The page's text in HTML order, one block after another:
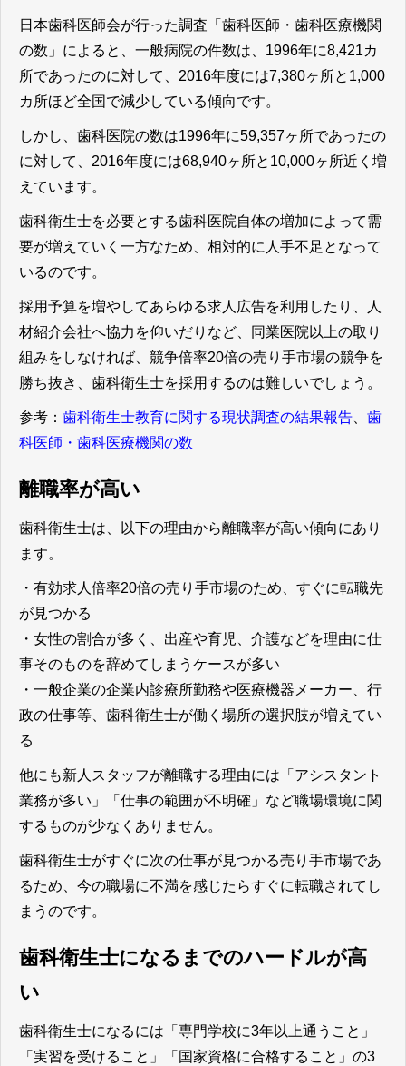
日本歯科医師会が行った調査「歯科医師・歯科医療機関
の数」によると、一般病院の件数は、1996年に8,421カ
所であったのに対して、2016年度には7,380ヶ所と1,000
カ所ほど全国で減少している傾向です。
しかし、歯科医院の数は1996年に59,357ヶ所であったの
に対して、2016年度には68,940ヶ所と10,000ヶ所近く増
えています。
歯科衛生士を必要とする歯科医院自体の増加によって需
要が増えていく一方なため、相対的に人手不足となって
いるのです。
採用予算を増やしてあらゆる求人広告を利用したり、人
材紹介会社へ協力を仰いだりなど、同業医院以上の取り
組みをしなければ、競争倍率20倍の売り手市場の競争を
勝ち抜き、歯科衛生士を採用するのは難しいでしょう。
参考： 歯科衛生士教育に関する現状調査の結果報告
歯
科医師・歯科医療機関の数
離職率が高い
歯科衛生士は、以下の理由から離職率が高い傾向にあり
ます。
・有効求人倍率20倍の売り手市場のため、すぐに転職先
が見つかる
・女性の割合が多く、出産や育児、介護などを理由に仕
事そのものを辞めてしまうケースが多い
・一般企業の企業内診療所勤務や医療機器メーカー、行
政の仕事等、歯科衛生士が働く場所の選択肢が増えてい
る
他にも新人スタッフが離職する理由には「アシスタント
業務が多い」「仕事の範囲が不明確」など職場環境に関
するものが少なくありません。
歯科衛生士がすぐに次の仕事が見つかる売り手市場であ
るため、今の職場に不満を感じたらすぐに転職されてし
まうのです。
歯科衛生士になるまでのハードルが高
い
歯科衛生士になるには「専門学校に3年以上通うこと」
「実習を受けること」「国家資格に合格すること」の3